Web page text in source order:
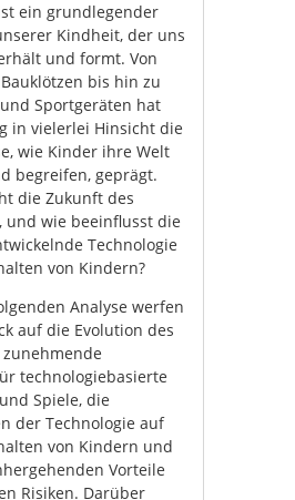
ein grundlegender
Kindheit, der uns
und formt. Von
bis hin zu
Sportgeräten hat
in vielerlei Hinsicht die
wie Kinder ihre Welt
begreifen, geprägt.
die Zukunft des
und wie beeinflusst die
Technologie
von Kindern?
Analyse werfen
auf die Evolution des
technologiebasierte
Spiele, die
der Technologie auf
von Kindern und
Vorteile
Risiken. Darüber